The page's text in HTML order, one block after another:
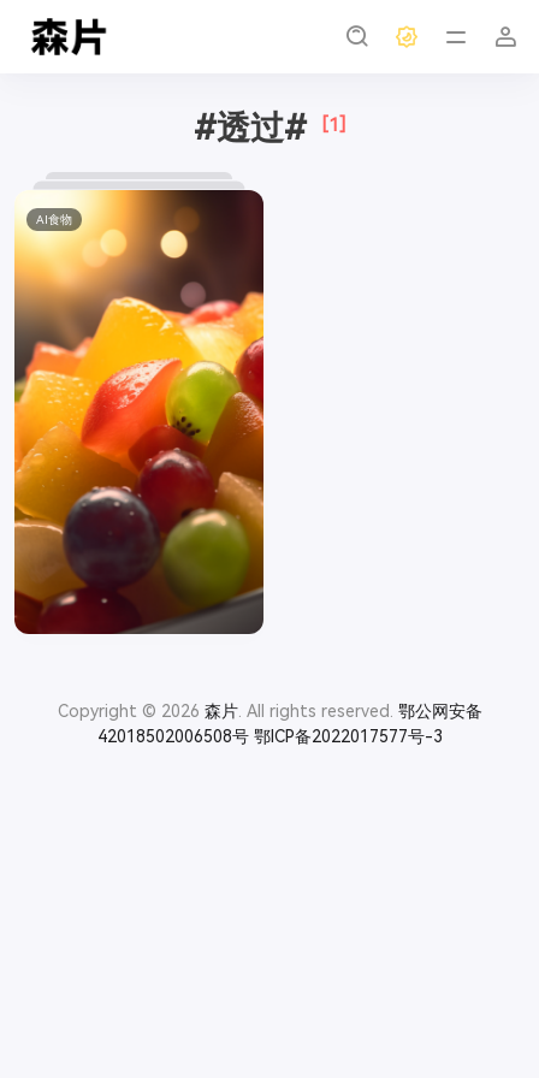
#透过# [1]
AI食物
Copyright © 2026 森片. All rights reserved. 鄂公网安备
42018502006508号 鄂ICP备2022017577号-3